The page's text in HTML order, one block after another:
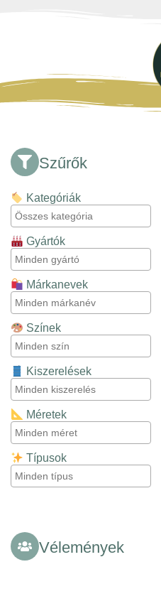
Szűrők
Kategóriák
Gyártók
Márkanevek
Színek
Kiszerelések
Méretek
Típusok
Vélemények